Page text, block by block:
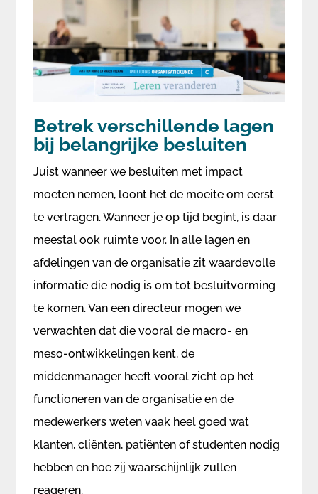
Betrek verschillende lagen
bij belangrijke besluiten
Juist wanneer we besluiten met impact
moeten nemen, loont het de moeite om eerst
te vertragen. Wanneer je op tijd begint, is daar
meestal ook ruimte voor. In alle lagen en
afdelingen van de organisatie zit waardevolle
informatie die nodig is om tot besluitvorming
te komen. Van een directeur mogen we
verwachten dat die vooral de macro- en
meso-ontwikkelingen kent, de
middenmanager heeft vooral zicht op het
functioneren van de organisatie en de
medewerkers weten vaak heel goed wat
klanten, cliënten, patiënten of studenten nodig
hebben en hoe zij waarschijnlijk zullen
reageren.